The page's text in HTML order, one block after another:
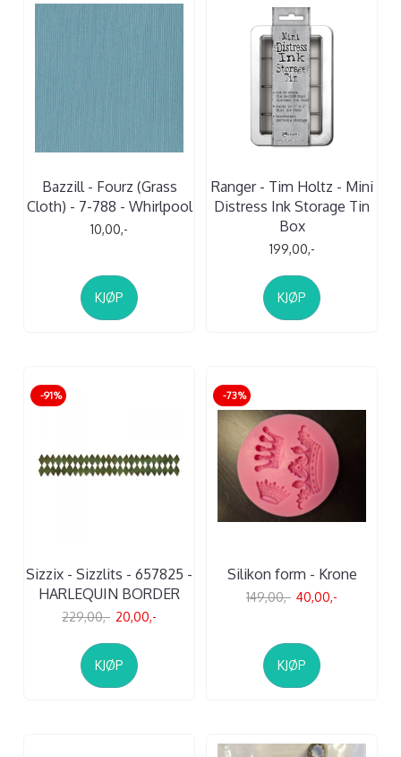
Bazzill - Fourz (Grass
Cloth) - 7-788 - Whirlpool
10,00,-
KJØP
Ranger - Tim Holtz - Mini
Distress Ink Storage Tin
Box
199,00,-
KJØP
-91%
Sizzix - Sizzlits - 657825 -
HARLEQUIN BORDER
229,00,- 20,00,-
KJØP
-73%
Silikon form - Krone
149,00,- 40,00,-
KJØP